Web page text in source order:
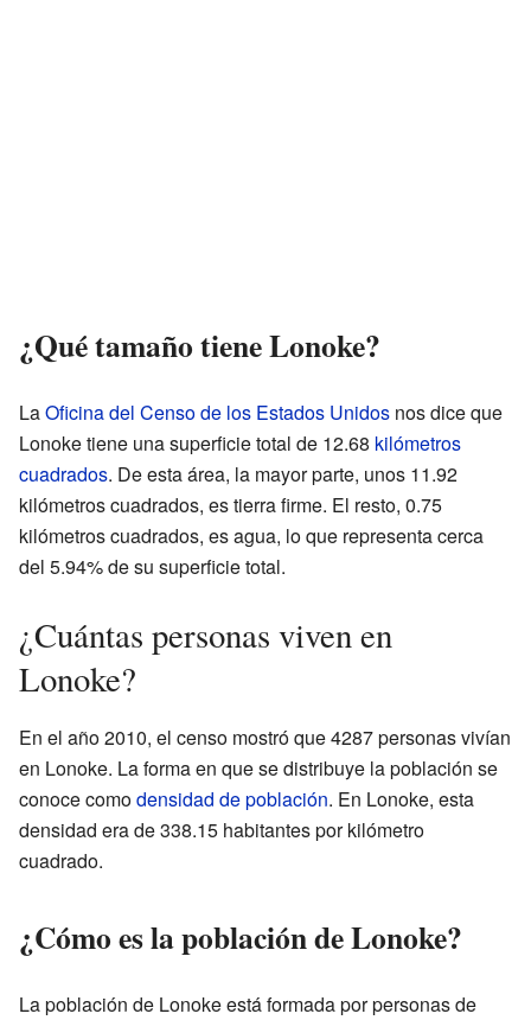
¿Qué tamaño tiene Lonoke?
LaOficina del Censo de los Estados Unidos nos dice que
Lonoke tiene una superficie total de 12.68 kilómetros
cuadrados. De esta área, la mayor parte, unos 11.92
kilómetros cuadrados, es tierra firme. El resto, 0.75
kilómetros cuadrados, es agua, lo que representa cerca
del 5.94% de su superficie total.
¿Cuántas personas viven en
Lonoke?
En el año 2010, el censo mostró que 4287 personas vivían
en Lonoke. La forma en que se distribuye la población se
conoce comodensidad de población. En Lonoke, esta
densidad era de 338.15 habitantes por kilómetro
cuadrado.
¿Cómo es la población de Lonoke?
La población de Lonoke está formada por personas de